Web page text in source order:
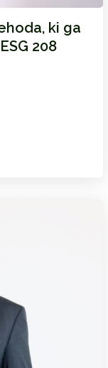
ki ga
208